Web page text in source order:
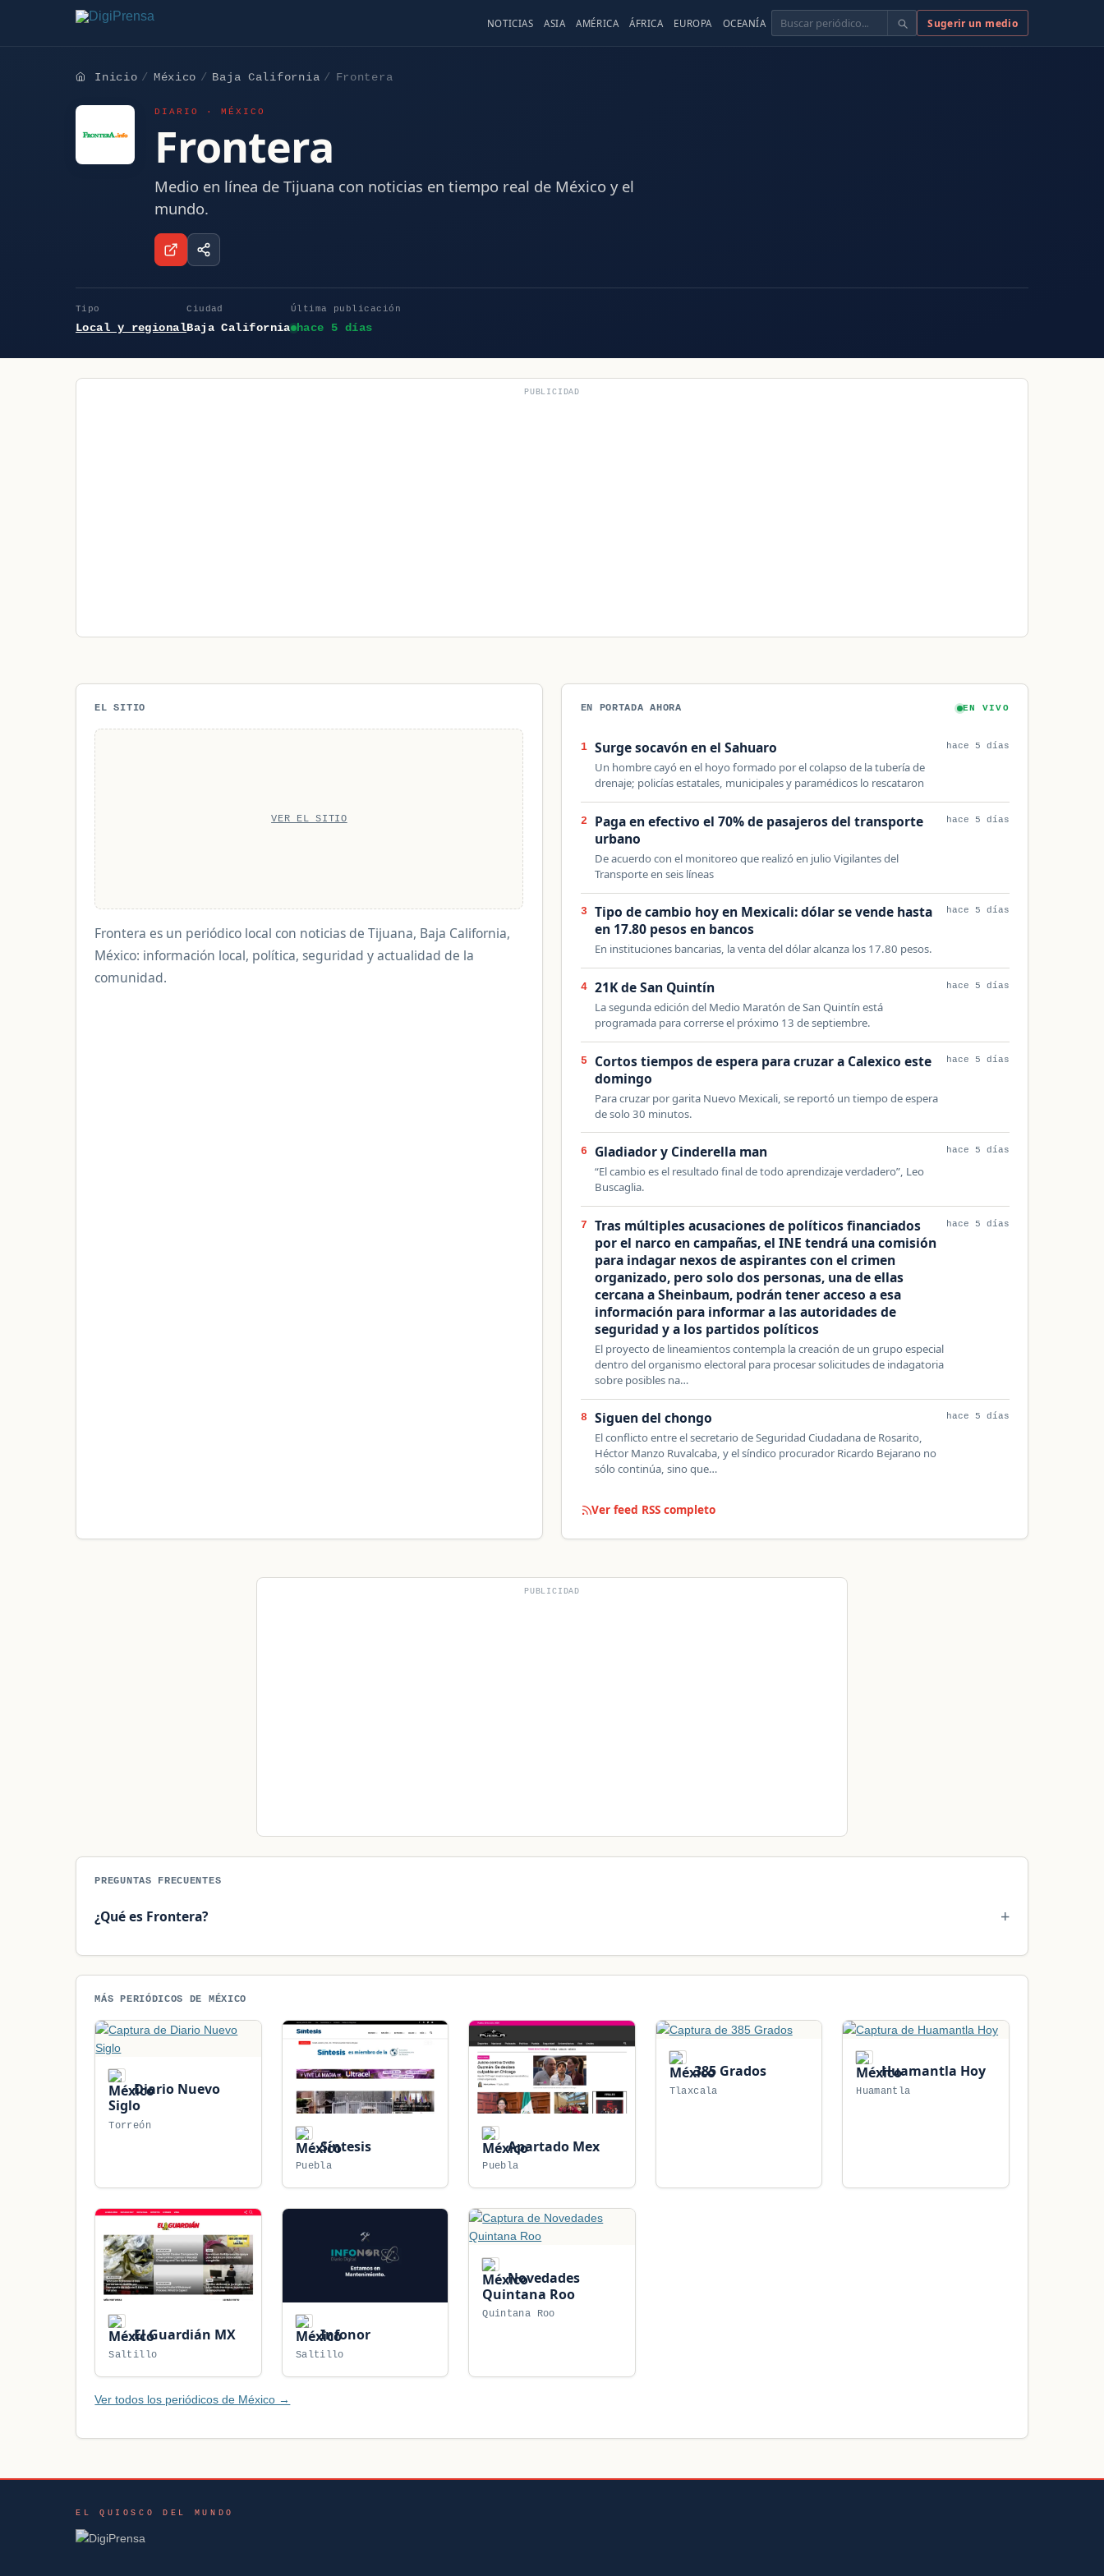
NOTICIAS ASIA AMÉRICA ÁFRICA EUROPA OCEANÍA Buscar Sugerir un medio
Inicio México Baja California Frontera
DIARIO · MÉXICO
Frontera
Medio en línea de Tijuana con noticias en tiempo real de México y el
mundo.
Tipo
Local y regional
Ciudad
Baja California
Última publicación
hace 5 días
PUBLICIDAD
EL SITIO
VER EL SITIO
Frontera es un periódico local con noticias de Tijuana, Baja California,
México: información local, política, seguridad y actualidad de la
comunidad.
EN PORTADA AHORA EN VIVO
1 Surge socavón en el Sahuaro
Un hombre cayó en el hoyo formado por el colapso de la tubería de
drenaje; policías estatales, municipales y paramédicos lo rescataron
hace 5 días
2
Paga en efectivo el 70% de pasajeros del transporte
urbano
De acuerdo con el monitoreo que realizó en julio Vigilantes del
Transporte en seis líneas
hace 5 días
3
Tipo de cambio hoy en Mexicali: dólar se vende hasta
en 17.80 pesos en bancos
En instituciones bancarias, la venta del dólar alcanza los 17.80 pesos.
hace 5 días
4 21K de San Quintín
La segunda edición del Medio Maratón de San Quintín está
programada para correrse el próximo 13 de septiembre.
hace 5 días
5
Cortos tiempos de espera para cruzar a Calexico este
domingo
Para cruzar por garita Nuevo Mexicali, se reportó un tiempo de espera
de solo 30 minutos.
hace 5 días
6 Gladiador y Cinderella man
“El cambio es el resultado final de todo aprendizaje verdadero”, Leo
Buscaglia.
hace 5 días
7
Tras múltiples acusaciones de políticos financiados
por el narco en campañas, el INE tendrá una comisión
para indagar nexos de aspirantes con el crimen
organizado, pero solo dos personas, una de ellas
cercana a Sheinbaum, podrán tener acceso a esa
información para informar a las autoridades de
seguridad y a los partidos políticos
El proyecto de lineamientos contempla la creación de un grupo especial
dentro del organismo electoral para procesar solicitudes de indagatoria
sobre posibles na…
hace 5 días
8 Siguen del chongo
El conflicto entre el secretario de Seguridad Ciudadana de Rosarito,
Héctor Manzo Ruvalcaba, y el síndico procurador Ricardo Bejarano no
sólo continúa, sino que…
hace 5 días
Ver feed RSS completo
PUBLICIDAD
PREGUNTAS FRECUENTES
¿Qué es Frontera?
MÁS PERIÓDICOS DE MÉXICO
Diario Nuevo
Siglo
Torreón
Síntesis
Puebla
Apartado Mex
Puebla
385 Grados
Tlaxcala
Huamantla Hoy
Huamantla
El Guardián MX
Saltillo
Infonor
Saltillo
Novedades
Quintana Roo
Quintana Roo
Ver todos los periódicos de México →
EL QUIOSCO DEL MUNDO